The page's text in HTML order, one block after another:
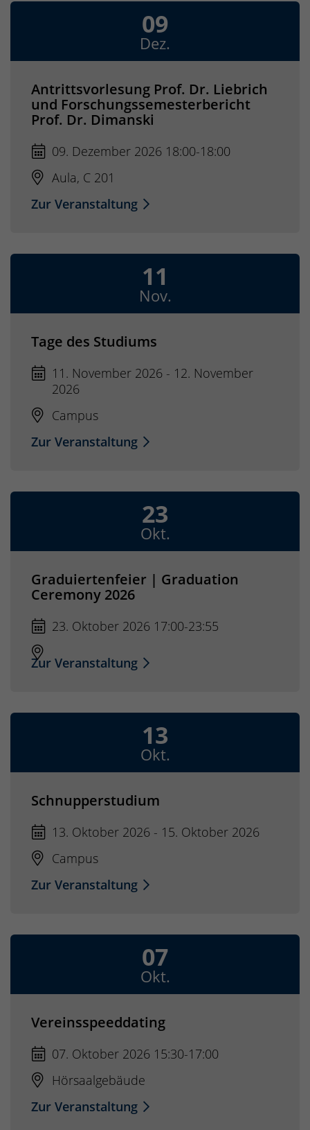
09
Dez.
Antrittsvorlesung Prof. Dr. Liebrich
und Forschungssemesterbericht
Prof. Dr. Dimanski
09. Dezember 2026 18:00-18:00
Aula, C 201
Zur Veranstaltung
11
Nov.
Tage des Studiums
11. November 2026 - 12. November
2026
Campus
Zur Veranstaltung
23
Okt.
Graduiertenfeier | Graduation
Ceremony 2026
23. Oktober 2026 17:00-23:55
Zur Veranstaltung
13
Okt.
Schnupperstudium
13. Oktober 2026 - 15. Oktober 2026
Campus
Zur Veranstaltung
07
Okt.
Vereinsspeeddating
07. Oktober 2026 15:30-17:00
Hörsaalgebäude
Zur Veranstaltung